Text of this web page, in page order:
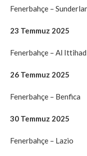
Fenerbahçe –
23 Temmuz 2025
Fenerbahçe – Al Ittihad
26 Temmuz 2025
Fenerbahçe – Benfica
30 Temmuz 2025
Fenerbahçe – Lazio